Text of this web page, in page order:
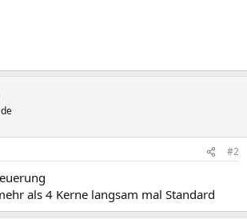
#2
als 4 Kerne langsam mal Standard